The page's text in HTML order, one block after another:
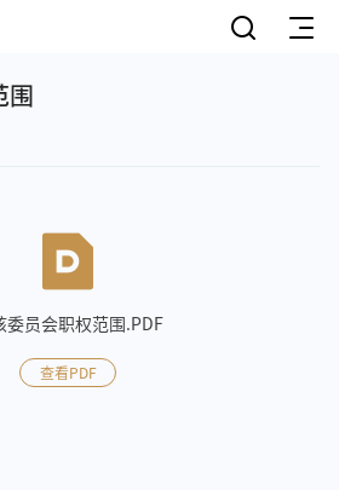
围
委员会职权范围.PDF
查看PDF